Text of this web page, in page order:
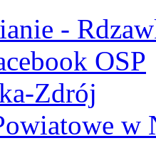
-
OSP
Zdrój
w